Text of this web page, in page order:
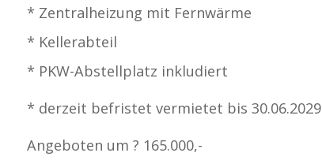
* Zentralheizung mit Fernwärme
* Kellerabteil
* PKW-Abstellplatz inkludiert
* derzeit befristet vermietet bis 30.06.2029
Angeboten um ? 165.000,-